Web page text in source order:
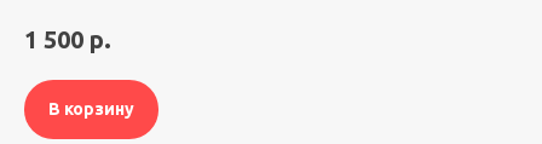
1 500 р.
В корзину